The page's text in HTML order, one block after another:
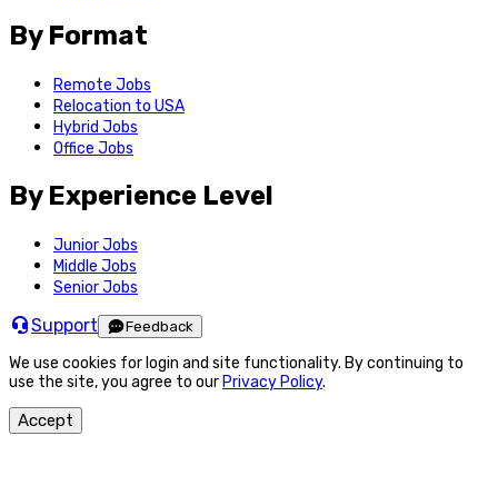
By Format
Remote Jobs
Relocation to USA
Hybrid Jobs
Office Jobs
By Experience Level
Junior Jobs
Middle Jobs
Senior Jobs
Support Feedback
We use cookies for login and site functionality. By continuing to
use the site, you agree to our Privacy Policy.
Accept